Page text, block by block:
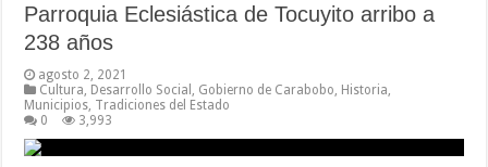
Parroquia Eclesiástica de Tocuyito arribo a
238 años
agosto 2, 2021
Cultura Desarrollo Social Gobierno de Carabobo Historia
Municipios Tradiciones del Estado
0
3,993